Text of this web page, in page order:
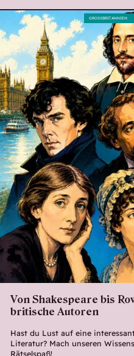
Von Shakespeare bis
britische Autoren
Hast du Lust auf eine
Literatur? Mach unseren
Rätselspaß!
GROSSBRITANNIEN